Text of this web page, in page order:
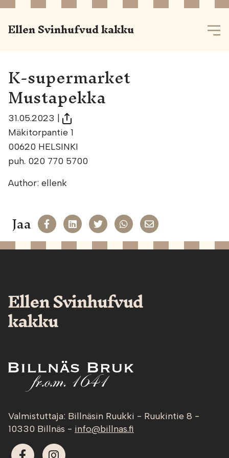
Ellen Svinhufvud kakku
K-supermarket
Mustapekka
31.05.2023
Mäkitorpantie 1
00620 HELSINKI
puh. 020 770 5700
Author: ellenk
Jaa Jaa Facekookiin
Share on LinkedIn
Jaa TwitteriinJaa WhatsAppiin
Valmistuttaja: Billnäsin Ruukki - Ruukintie 8 -
10330 Billnäs - info@billnas.fi
Facebook